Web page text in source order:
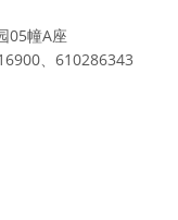
05幢A座
、610286343